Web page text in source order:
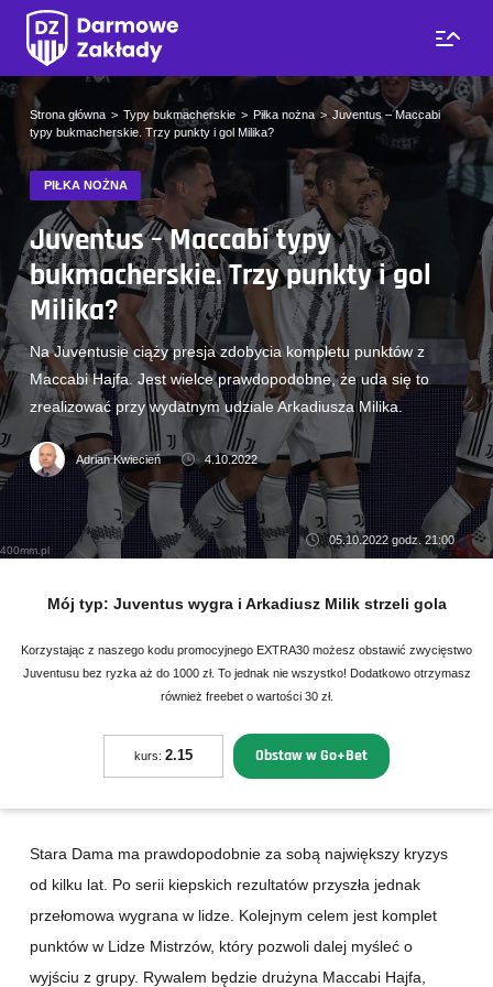
400mm.pl
Strona główna Typy bukmacherskie Piłka nożna
Juventus – Maccabi
typy bukmacherskie. Trzy punkty i gol Milika?
PIŁKA NOŻNA
Juventus – Maccabi typy
bukmacherskie. Trzy punkty i gol
Milika?
Na Juventusie ciąży presja zdobycia kompletu punktów z
Maccabi Hajfa. Jest wielce prawdopodobne, że uda się to
zrealizować przy wydatnym udziale Arkadiusza Milika.
Adrian Kwiecień 4.10.2022
05.10.2022 godz. 21:00
Mój typ: Juventus wygra i Arkadiusz Milik strzeli gola
Korzystając z naszego kodu promocyjnego EXTRA30 możesz obstawić zwycięstwo
Juventusu bez ryzka aż do 1000 zł. To jednak nie wszystko! Dodatkowo otrzymasz
również freebet o wartości 30 zł.
kurs:2.15 Obstaw w Go+Bet
Stara Dama ma prawdopodobnie za sobą największy kryzys
od kilku lat. Po serii kiepskich rezultatów przyszła jednak
przełomowa wygrana w lidze. Kolejnym celem jest komplet
punktów w Lidze Mistrzów, który pozwoli dalej myśleć o
wyjściu z grupy. Rywalem będzie drużyna Maccabi Hajfa,